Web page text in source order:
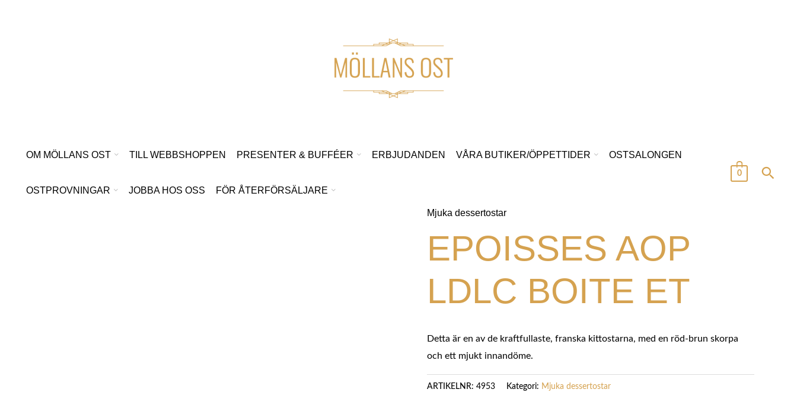
OM MÖLLANS OST TILL WEBBSHOPPEN PRESENTER & BUFFÉER ERBJUDANDEN VÅRA BUTIKER/ÖPPETTIDER OSTSALONGEN
OSTPROVNINGAR JOBBA HOS OSS FÖR ÅTERFÖRSÄLJARE
0
Mjuka dessertostar
EPOISSES AOP
LDLC BOITE ET
Detta är en av de kraftfullaste, franska kittostarna, med en röd-brun skorpa
och ett mjukt innandöme.
ARTIKELNR: 4953 Kategori: Mjuka dessertostar